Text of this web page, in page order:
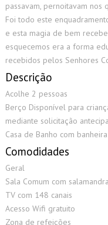
passavam, pernoitavam
Foi todo este
e esta magia de bem
esquecemos era a forma
recebidos pelos Senhores
Descrição
Acolhe 2 pessoas
Berço Disponível para
mediante solicitação
Casa de Banho com banheira
Comodidades
Geral
Sala Comum com salamandra
TV com 148 canais
Acesso Wifi gratuito
Zona de refeições